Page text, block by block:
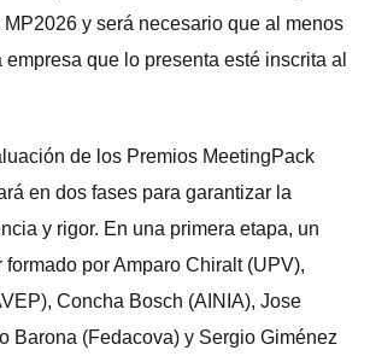
y será necesario que al menos
que lo presenta esté inscrita al
de los Premios MeetingPack
en dos fases para garantizar la
y rigor. En una primera etapa, un
por Amparo Chiralt (UPV),
Concha Bosch (AINIA), Jose
Barona (Fedacova) y Sergio Giménez